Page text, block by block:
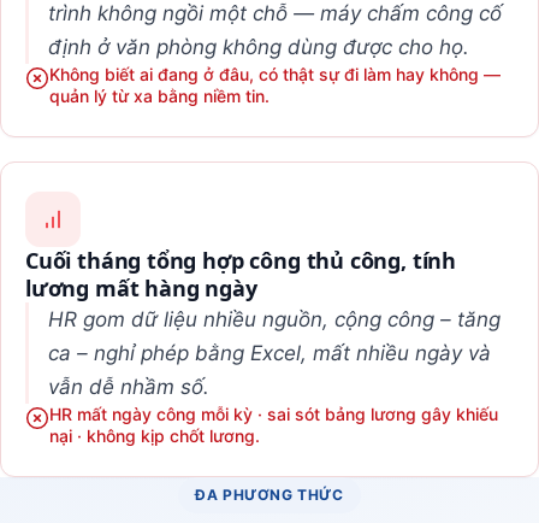
trình không ngồi một chỗ — máy chấm công cố
định ở văn phòng không dùng được cho họ.
Không biết ai đang ở đâu, có thật sự đi làm hay không —
quản lý từ xa bằng niềm tin.
Cuối tháng tổng hợp công thủ công, tính
lương mất hàng ngày
HR gom dữ liệu nhiều nguồn, cộng công – tăng
ca – nghỉ phép bằng Excel, mất nhiều ngày và
vẫn dễ nhầm số.
HR mất ngày công mỗi kỳ · sai sót bảng lương gây khiếu
nại · không kịp chốt lương.
ĐA PHƯƠNG THỨC